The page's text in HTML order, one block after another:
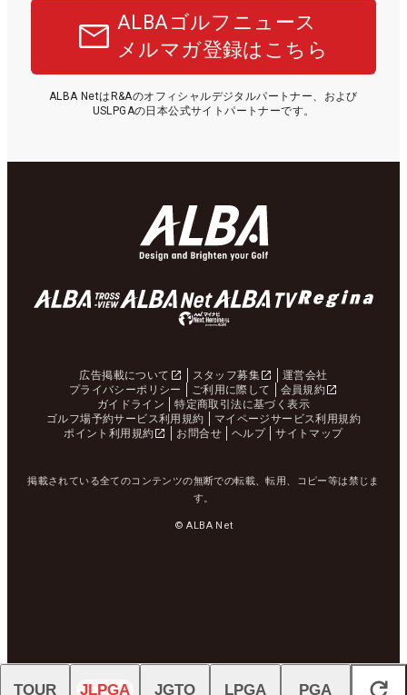
ALBAゴルフニュース
メルマガ登録はこちら
ALBA NetはR&Aのオフィシャルデジタルパートナー、および
USLPGAの日本公式サイトパートナーです。
広告掲載について スタッフ募集
運営会社
プライバシーポリシー
ご利用に際して
会員規約
ガイドライン
特定商取引法に基づく表示
ゴルフ場予約サービス利用規約
マイページサービス利用規約
ポイント利用規約
お問合せ ヘルプ サイトマップ
掲載されている全てのコンテンツの無断での転載、転用、コピー等は禁じま
す。
© ALBA Net
TOUR JLPGA JGTO LPGA PGA